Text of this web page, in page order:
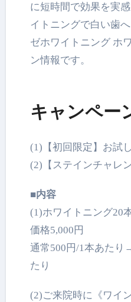
に短時間で効果を実
イトニングで白い歯
ゼホワイトニング ホ
ン情報です。
キャンペー
(1)【初回限定】お試
(2)【ステインチャレ
■内容
(1)ホワイトニング20
価格5,000円
通常500円/1本あたり
たり
(2)ご来院時に《ワイ